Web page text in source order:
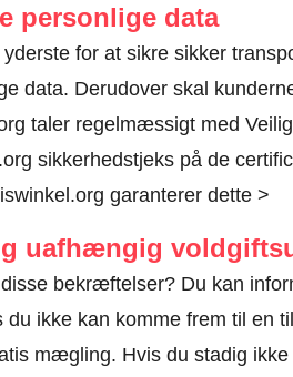
personlige data
for at sikre sikker
data. Derudover skal
taler regelmæssigt med
sikkerhedstjeks på de
garanterer dette >
uafhængig
bekræftelser? Du kan
ikke kan komme frem til en
mægling. Hvis du stadig ikke